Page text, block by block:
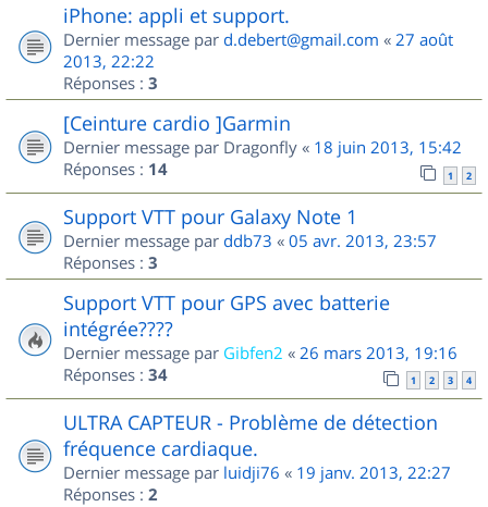
iPhone: appli et support.
Dernier message par d.debert@gmail.com « 27 août
2013, 22:22
Réponses : 3
[Ceinture cardio ]Garmin
Dernier message par Dragonfly « 18 juin 2013, 15:42
Réponses : 14 1 2
Support VTT pour Galaxy Note 1
Dernier message par ddb73 « 05 avr. 2013, 23:57
Réponses : 3
Support VTT pour GPS avec batterie
intégrée????
Dernier message par Gibfen2 « 26 mars 2013, 19:16
Réponses : 34 1 2 3 4
ULTRA CAPTEUR - Problème de détection
fréquence cardiaque.
Dernier message par luidji76 « 19 janv. 2013, 22:27
Réponses : 2